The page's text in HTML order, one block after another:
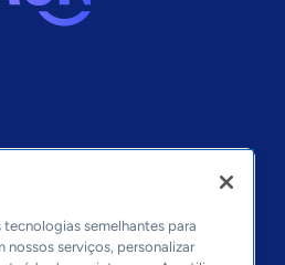
semelhantes para
nossos serviços, personalizar